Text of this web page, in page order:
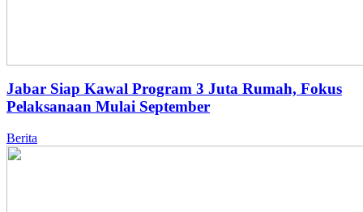
Jabar Siap Kawal Program 3 Juta Rumah, Fokus
Pelaksanaan Mulai September
Berita